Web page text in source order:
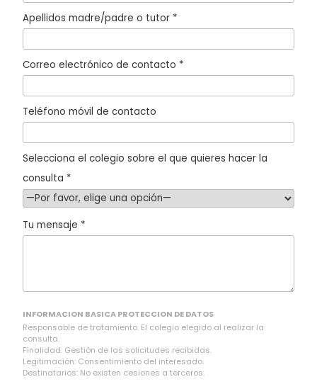
Apellidos madre/padre o tutor *
Correo electrónico de contacto *
Teléfono móvil de contacto
Selecciona el colegio sobre el que quieres hacer la
consulta *
Tu mensaje *
INFORMACION BASICA PROTECCION DE DATOS
Responsable de tratamiento: El colegio elegido al realizar la
consulta.
Finalidad: Gestión de las solicitudes recibidas.
Legitimación: Consentimiento del interesado.
Destinatarios: No existen cesiones a terceros.